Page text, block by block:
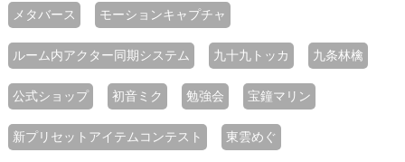
メタバース モーションキャプチャ
ルーム内アクター同期システム 九十九トッカ 九条林檎
公式ショップ 初音ミク 勉強会 宝鐘マリン
新プリセットアイテムコンテスト 東雲めぐ